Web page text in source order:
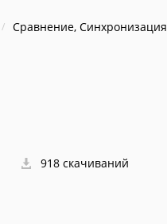
Сравнение, Синхронизация
918 скачиваний